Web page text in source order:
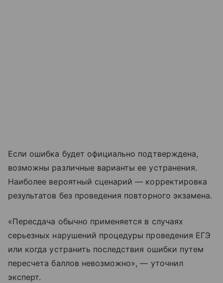
Если ошибка будет официально подтверждена,
возможны различные варианты ее устранения.
Наиболее вероятный сценарий — корректировка
результатов без проведения повторного экзамена.
«Пересдача обычно применяется в случаях
серьезных нарушений процедуры проведения ЕГЭ
или когда устранить последствия ошибки путем
пересчета баллов невозможно», — уточнил
эксперт.